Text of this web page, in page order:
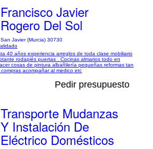
Francisco Javier
Rogero Del Sol
San Javier (Murcia) 30730
40 años experiencia arreglos de toda clase mobiliario
rodapiés puertas . Cocinas almarios todo en
cosas de pintura albañilería pequeñas reformas tan
acompañar al medico etc
Pedir presupuesto
Transporte Mudanzas
Y Instalación De
Eléctrico Domésticos